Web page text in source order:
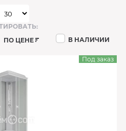
ПО ЦЕНЕ В НАЛИЧИИ
Под заказ